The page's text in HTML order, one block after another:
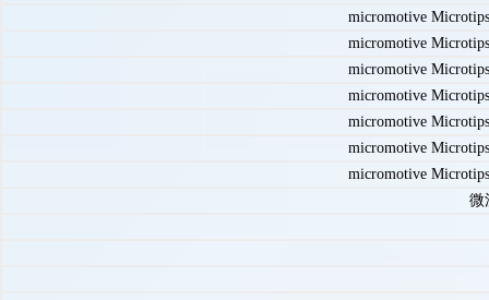
micromotive
micromotive
micromotive
micromotive
micromotive
micromotive
micromotive
微